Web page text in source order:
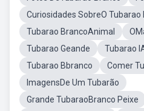
Curiosidades SobreO Tubarao
Tubarao BrancoAnimal
Tubarao Geande
Tubarao
Tubarao Bbranco
Comer
ImagensDe Um Tubarão
Grande TubaraoBranco Peixe